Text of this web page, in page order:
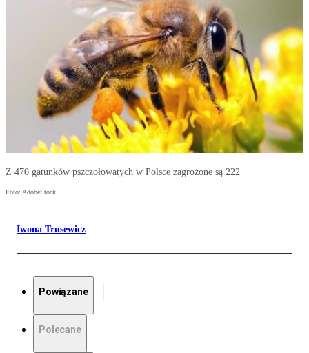
Z 470 gatunków pszczołowatych w Polsce zagrożone są 222
Foto: AdobeStock
Iwona Trusewicz
Powiązane
Polecane